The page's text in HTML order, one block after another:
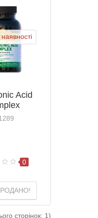
Acid
0
сторінок: 1)